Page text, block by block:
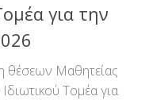
για την
Μαθητείας
Τομέα για